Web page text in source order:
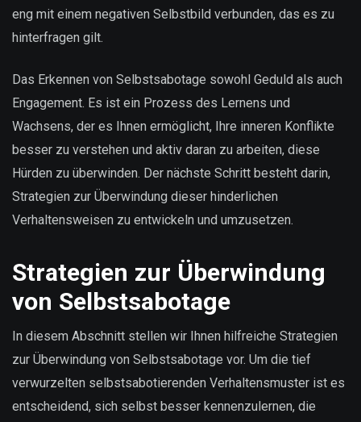
eng mit einem negativen Selbstbild verbunden, das es zu
hinterfragen gilt.
Das Erkennen von Selbstsabotage sowohl Geduld als auch
Engagement. Es ist ein Prozess des Lernens und
Wachsens, der es Ihnen ermöglicht, Ihre inneren Konflikte
besser zu verstehen und aktiv daran zu arbeiten, diese
Hürden zu überwinden. Der nächste Schritt besteht darin,
Strategien zur Überwindung dieser hinderlichen
Verhaltensweisen zu entwickeln und umzusetzen.
Strategien zur Überwindung
von Selbstsabotage
In diesem Abschnitt stellen wir Ihnen hilfreiche Strategien
zur Überwindung von Selbstsabotage vor. Um die tief
verwurzelten selbstsabotierenden Verhaltensmuster ist es
entscheidend, sich selbst besser kennenzulernen, die